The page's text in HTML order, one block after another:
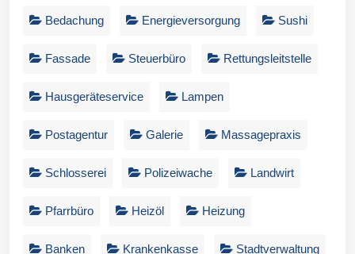
Bedachung Energieversorgung Sushi
Fassade Steuerbüro Rettungsleitstelle
Hausgeräteservice Lampen
Postagentur Galerie Massagepraxis
Schlosserei Polizeiwache Landwirt
Pfarrbüro Heizöl Heizung
Banken Krankenkasse Stadtverwaltung